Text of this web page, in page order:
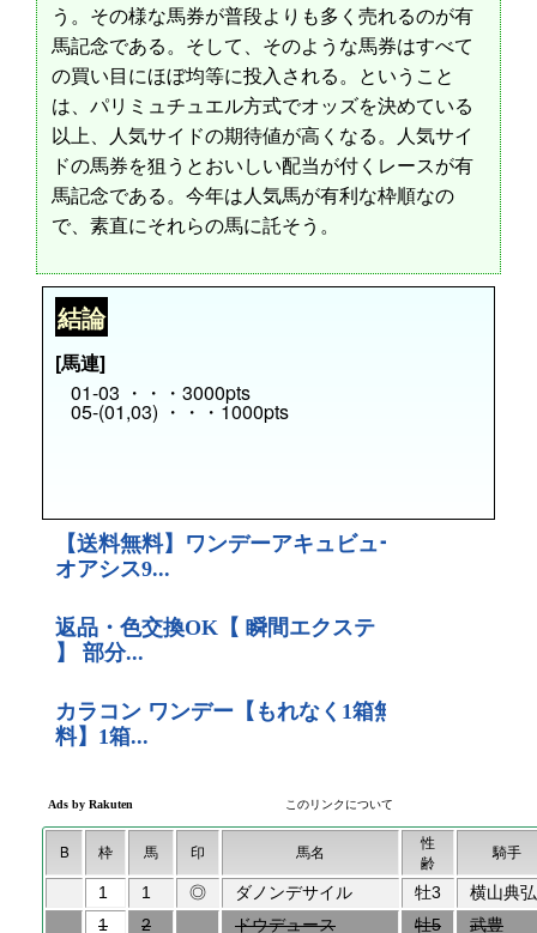
う。その様な馬券が普段よりも多く売れるのが有
馬記念である。そして、そのような馬券はすべて
の買い目にほぼ均等に投入される。ということ
は、パリミュチュエル方式でオッズを決めている
以上、人気サイドの期待値が高くなる。人気サイ
ドの馬券を狙うとおいしい配当が付くレースが有
馬記念である。今年は人気馬が有利な枠順なの
で、素直にそれらの馬に託そう。
結論
[馬連]
01-03 ・・・3000pts
05-(01,03) ・・・1000pts
B 枠 馬 印 馬名
性
齢
騎手
1 1 ◎ ダノンデサイル 牡3
横山典弘
1
2 ドウデュース 牡5
武豊